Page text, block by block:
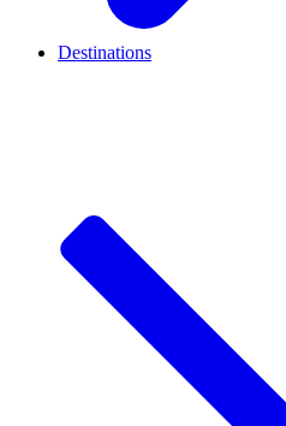
Destinations